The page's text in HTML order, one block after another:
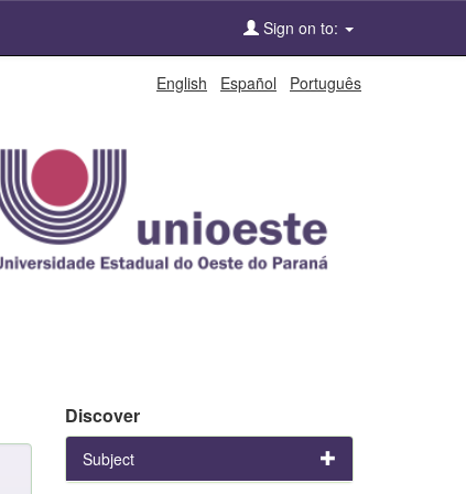
Sign on to:
English Español Português
Discover
Subject